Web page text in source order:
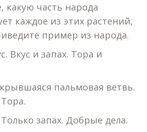
какую часть народа
каждое из этих растений,
пример из народа.
Вкус и запах. Тора и
пальмовая ветвь.
запах. Добрые дела.